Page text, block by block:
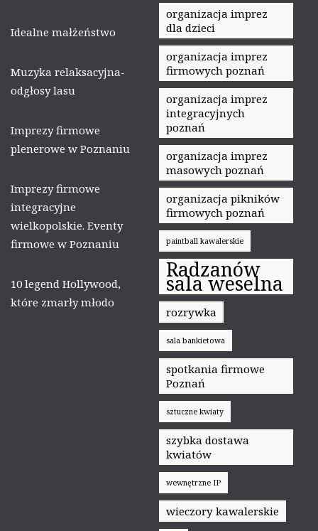
Idealne małżeństwo
Muzyka relaksacyjna-
odgłosy lasu
Imprezy firmowe
plenerowe w Poznaniu
Imprezy firmowe
integracyjne
wielkopolskie. Eventy
firmowe w Poznaniu
10 legend Hollywood,
które zmarły młodo
organizacja imprez
dla dzieci
organizacja imprez
firmowych poznań
organizacja imprez
integracyjnych
poznań
organizacja imprez
masowych poznań
organizacja pikników
firmowych poznań
paintball kawalerskie
Radzanów
sala weselna
rozrywka
sala bankietowa
spotkania firmowe
Poznań
sztuczne kwiaty
szybka dostawa
kwiatów
wewnętrzne IP
wieczory kawalerskie